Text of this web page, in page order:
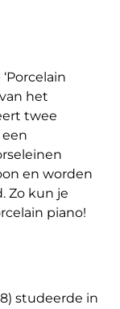
het
twee
en worden
Zo kun je
piano!
studeerde in